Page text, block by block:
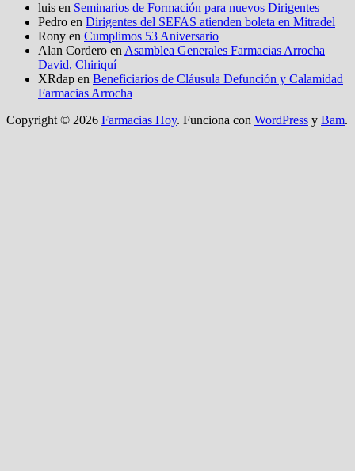
luis en Seminarios de Formación para nuevos Dirigentes
Pedro en Dirigentes del SEFAS atienden boleta en Mitradel
Rony en Cumplimos 53 Aniversario
Alan Cordero en Asamblea Generales Farmacias Arrocha
David, Chiriquí
XRdap en Beneficiarios de Cláusula Defunción y Calamidad
Farmacias Arrocha
Copyright © 2026 Farmacias Hoy. Funciona con WordPress y Bam.